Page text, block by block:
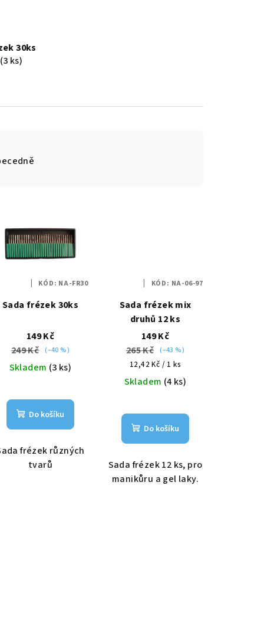
30ks
(3 ks)
Sada frézek 30ks
149 Kč
249 Kč (–40 %)
Skladem (3 ks)
Do košíku
frézek různých
tvarů
KÓD: NA-FR30
Sada frézek mix
druhů 12 ks
149 Kč
265 Kč (–43 %)
Měrná
cena:
12,42 Kč / 1 ks
Skladem (4 ks)
Do košíku
Sada frézek 12 ks, pro
manikůru a gel laky.
KÓD: NA-06-97